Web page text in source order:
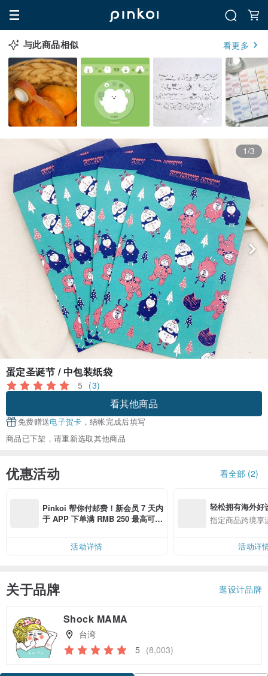
与此商品相似 看更多
1/3
蛋定圣诞节 / 中包装纸袋
5 (3)
看其他商品
免费赠送电子贺卡 ，结帐完成后填写
商品已下架，请重新选取其他商品
优惠活动 看全部 (2)
Pinkoi 帮你付邮费！新会员 7 天内
于 APP 下单满 RMB 250 最高可折
活动详情
轻松拥有海外好
指定商品跨境享
活动详
关于品牌 逛设计品牌
Shock MAMA
台湾
5 (8,003)